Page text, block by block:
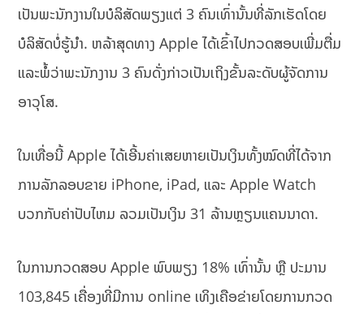
ເປັນພະນັກງານໃນບໍລິສັດພຽງແຕ່ 3 ຄົນເທົ່ານັ້ນທີ່ລັກເຮັດໂດຍ
ບໍລິສັດບໍ່ຮູ້ນຳ. ຫລ້າສຸດທາງ Apple ໄດ້ເຂົ້າໄປກວດສອບເພີ່ມຕື່ມ
ແລະພໍ້ວ່າພະນັກງານ 3 ຄົນດັ່ງກ່າວເປັນເຖິງຂັ້ນລະດັບຜູ້ຈັດການ
ອາວຸໂສ.
ໃນເທື່ອນີ້ Apple ໄດ້ເອີ້ນຄ່າເສຍຫາຍເປັນເງິນທັ້ງໝົດທີ່ໄດ້ຈາກ
ການລັກລອບຂາຍ iPhone, iPad, ແລະ Apple Watch
ບວກກັບຄ່າປັບໄຫມ ລວມເປັນເງິນ 31 ລ້ານຫຼຽນແຄນນາດາ.
ໃນການກວດສອບ Apple ພົບພຽງ 18% ເທົ່ານັ້ນ ຫຼື ປະມານ
103,845 ເຄື່ອງທີ່ມີການ online ເທິງເຄືອຂ່າຍໂດຍການກວດ